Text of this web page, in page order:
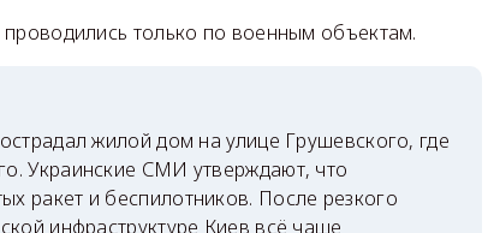
проводились только по военным объектам.
жилой дом на улице Грушевского, где
Украинские СМИ утверждают, что
ракет и беспилотников. После резкого
инфраструктуре Киев всё чаще